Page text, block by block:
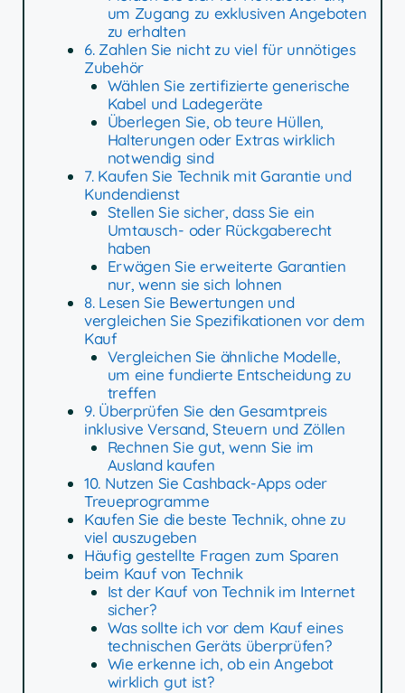
um Zugang zu exklusiven Angeboten
zu erhalten
6. Zahlen Sie nicht zu viel für unnötiges
Zubehör
Wählen Sie zertifizierte generische
Kabel und Ladegeräte
Überlegen Sie, ob teure Hüllen,
Halterungen oder Extras wirklich
notwendig sind
7. Kaufen Sie Technik mit Garantie und
Kundendienst
Stellen Sie sicher, dass Sie ein
Umtausch- oder Rückgaberecht
haben
Erwägen Sie erweiterte Garantien
nur, wenn sie sich lohnen
8. Lesen Sie Bewertungen und
vergleichen Sie Spezifikationen vor dem
Kauf
Vergleichen Sie ähnliche Modelle,
um eine fundierte Entscheidung zu
treffen
9. Überprüfen Sie den Gesamtpreis
inklusive Versand, Steuern und Zöllen
Rechnen Sie gut, wenn Sie im
Ausland kaufen
10. Nutzen Sie Cashback-Apps oder
Treueprogramme
Kaufen Sie die beste Technik, ohne zu
viel auszugeben
Häufig gestellte Fragen zum Sparen
beim Kauf von Technik
Ist der Kauf von Technik im Internet
sicher?
Was sollte ich vor dem Kauf eines
technischen Geräts überprüfen?
Wie erkenne ich, ob ein Angebot
wirklich gut ist?